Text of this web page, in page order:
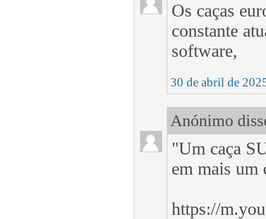
Os caças
constante
software,
30 de abril de
Anónimo
"Um caça
em mais um
https://